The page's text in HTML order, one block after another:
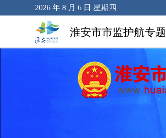
2026 年 8 月 6 日 星期四
淮安市市监护航专题